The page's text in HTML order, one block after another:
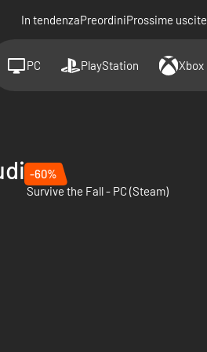
In tendenzaPreordiniProssime uscite
PC PlayStation Xbox
-60%
Survive the Fall - PC (Steam)